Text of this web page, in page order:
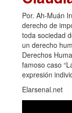
Por. Ah-Muán
derecho de
toda sociedad
un derecho
Derechos
famoso caso
expresión
Elarsenal.net